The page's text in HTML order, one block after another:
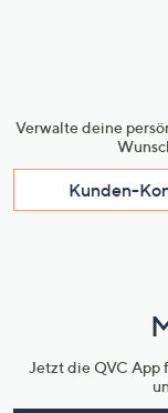
Verwalte deine
Kunden-
Jetzt die QVC App